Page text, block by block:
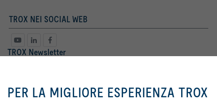
TROX NEI SOCIAL WEB
TROX Newsletter
us to provide you with an
excellent website experience and
PER LA MIGLIORE ESPERIENZA TROX